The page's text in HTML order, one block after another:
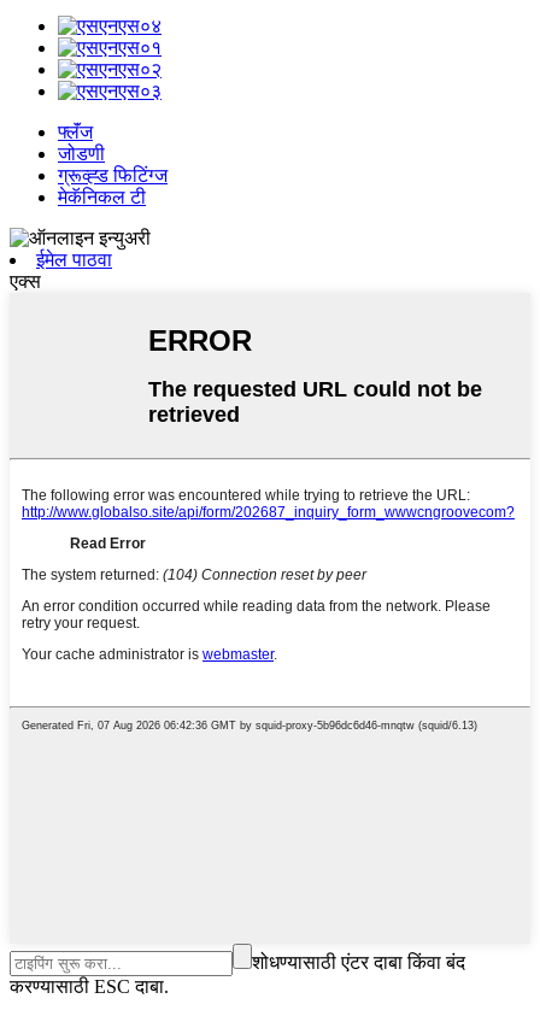
फ्लॅंज
जोडणी
ग्रूव्ह्ड फिटिंग्ज
मेकॅनिकल टी
ईमेल पाठवा
एक्स
शोधण्यासाठी एंटर दाबा किंवा बंद
करण्यासाठी ESC दाबा.